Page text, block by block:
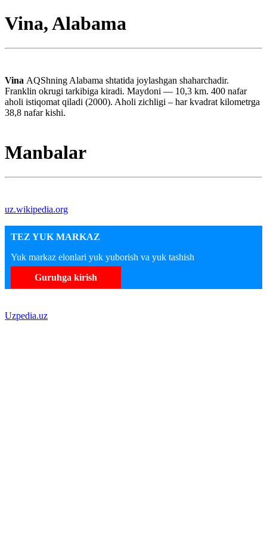
Vina, Alabama
Vina AQShning Alabama shtatida joylashgan shaharchadir.
Franklin okrugi tarkibiga kiradi. Maydoni — 10,3 km. 400 nafar
aholi istiqomat qiladi (2000). Aholi zichligi – har kvadrat kilometrga
38,8 nafar kishi.
Manbalar
uz.wikipedia.org
TEZ YUK MARKAZ
Yuk markaz elonlari yuk yuborish va yuk tashish
Guruhga kirish
Uzpedia.uz